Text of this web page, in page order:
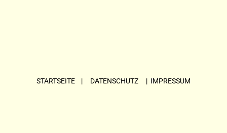
STARTSEITE | DATENSCHUTZ | IMPRESSUM